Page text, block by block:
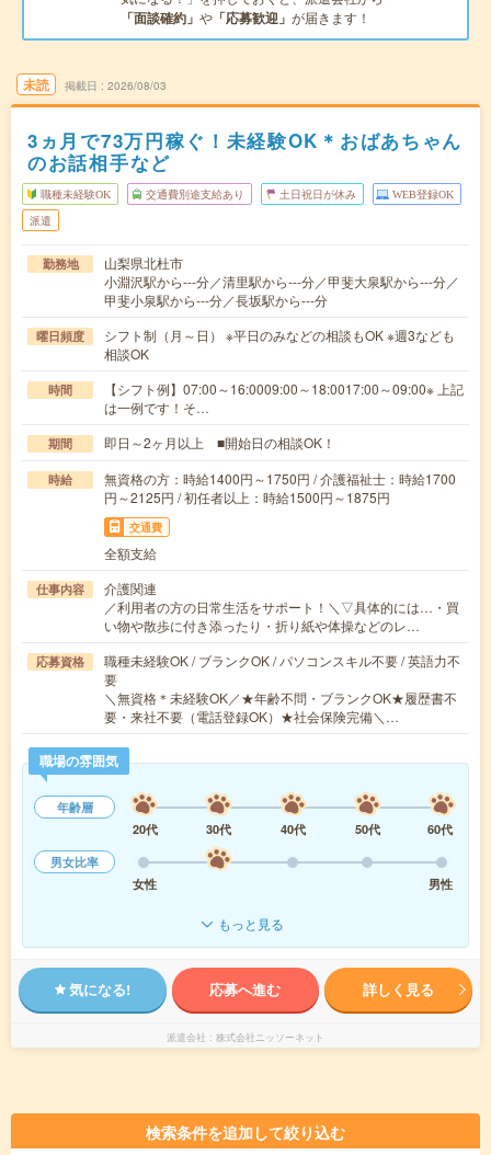
「面談確約」 や 「応募歓迎」 が届きます！
未読 掲載日 2026/08/03
3ヵ月で73万円稼ぐ！未経験OK＊おばあちゃん
のお話相手など
職種未経験OK 交通費別途支給あり 土日祝日が休み WEB登録OK
派遣
勤務地
山梨県北杜市
小淵沢駅から---分／清里駅から---分／甲斐大泉駅から---分／
甲斐小泉駅から---分／長坂駅から---分
曜日頻度
シフト制（月～日） ※平日のみなどの相談もOK ※週3なども
相談OK
時間
【シフト例】07:00～16:0009:00～18:0017:00～09:00※ 上記
は一例です！そ…
期間 即日～2ヶ月以上 ■開始日の相談OK！
時給
無資格の方：時給1400円～1750円 / 介護福祉士：時給1700
円～2125円 / 初任者以上：時給1500円～1875円
交通費
全額支給
仕事内容
介護関連
／利用者の方の日常生活をサポート！＼▽具体的には…・買
い物や散歩に付き添ったり・折り紙や体操などのレ…
応募資格
職種未経験OK / ブランクOK / パソコンスキル不要 / 英語力不
要
＼無資格＊未経験OK／★年齢不問・ブランクOK★履歴書不
要・来社不要（電話登録OK）★社会保険完備＼…
職場の雰囲気
年齢層
20代
30代 40代 50代
60代
男女比率
女性
男性
もっと見る
気になる! 応募へ進む 詳しく見る
派遣会社 株式会社ニッソーネット
検索条件を追加して絞り込む